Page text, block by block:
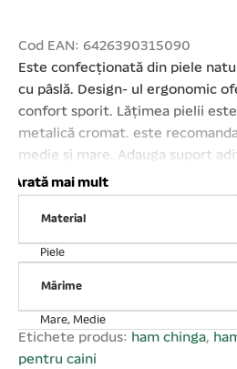
Cod EAN: 6426390315090
Este confecționată din piele
cu pâslă. Design- ul ergonomic
confort sporit. Lățimea pielii este
metalică cromat. este
medie și mare. Adauga suport
asistarea câinilor prin
cauzează iritații și nu afectează
Rezistentă. Reglabilă.
Arată mai mult
Material
Piele
Mărime
Mare, Medie
Etichete produs: ham chinga,
pentru caini